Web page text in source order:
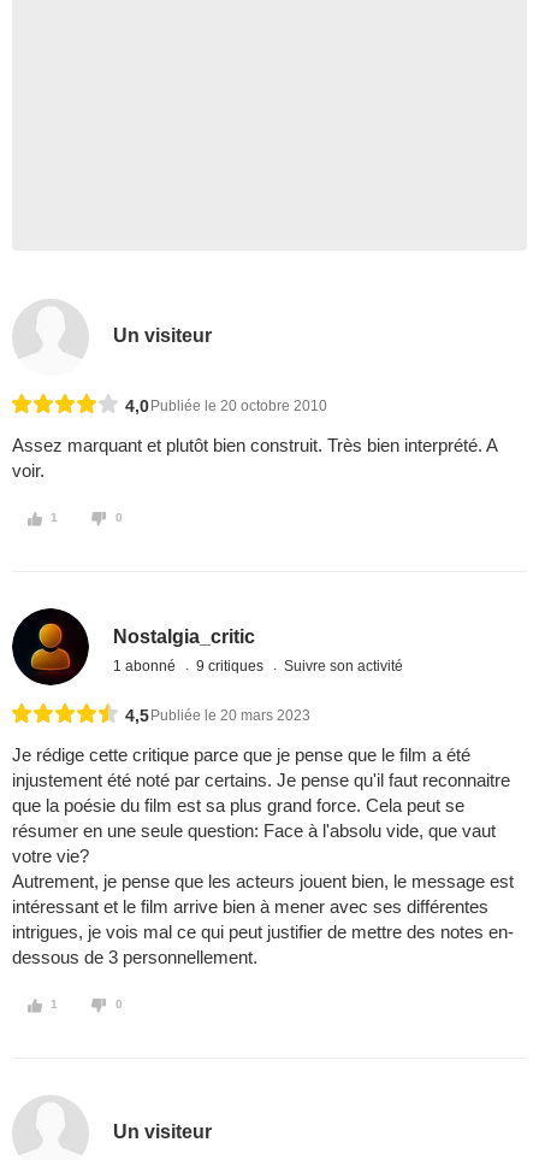
Un visiteur
4,0 Publiée le 20 octobre 2010
Assez marquant et plutôt bien construit. Très bien interprété. A
voir.
1 0
Nostalgia_critic
1 abonné 9 critiques Suivre son activité
4,5 Publiée le 20 mars 2023
Je rédige cette critique parce que je pense que le film a été
injustement été noté par certains. Je pense qu'il faut reconnaitre
que la poésie du film est sa plus grand force. Cela peut se
résumer en une seule question: Face à l'absolu vide, que vaut
votre vie?
Autrement, je pense que les acteurs jouent bien, le message est
intéressant et le film arrive bien à mener avec ses différentes
intrigues, je vois mal ce qui peut justifier de mettre des notes en-
dessous de 3 personnellement.
1 0
Un visiteur